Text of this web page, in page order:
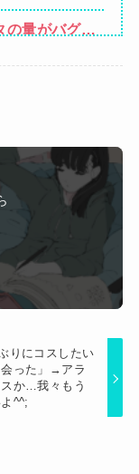
た、初めてじ
うもないか
の量がバグっ
げた結果ｗｗ
炎上
手放さないと
在だから手放
りにコスしたい
った」→アラ
か…我々もう
^^;